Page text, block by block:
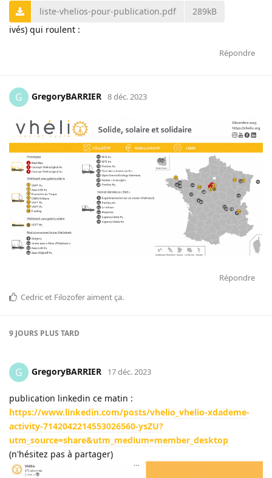
liste-vhelios-pour-publication.pdf
289kB
ivés) qui roulent :
Répondre
G GregoryBARRIER 8 déc. 2023
Répondre
Cedricet Filozoferaiment ça.
9 JOURS PLUS TARD
G GregoryBARRIER 17 déc. 2023
publication linkedin ce matin :
https://www.linkedin.com/posts/vhelio_vhelio-xdademe-
activity-7142042214553026560-ysZU?
utm_source=share&utm_medium=member_desktop
(n'hésitez pas à partager)